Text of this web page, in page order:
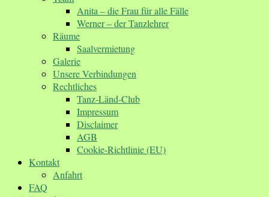
Anita – die Frau für alle Fälle
Werner – der Tanzlehrer
Räume
Saalvermietung
Galerie
Unsere Verbindungen
Rechtliches
Tanz-Länd-Club
Impressum
Disclaimer
AGB
Cookie-Richtlinie (EU)
Kontakt
Anfahrt
FAQ